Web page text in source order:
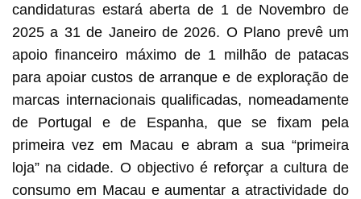
candidaturas estará aberta de 1 de Novembro de
2025 a 31 de Janeiro de 2026. O Plano prevê um
apoio financeiro máximo de 1 milhão de patacas
para apoiar custos de arranque e de exploração de
marcas internacionais qualificadas, nomeadamente
de Portugal e de Espanha, que se fixam pela
primeira vez em Macau e abram a sua “primeira
loja” na cidade. O objectivo é reforçar a cultura de
consumo em Macau e aumentar a atractividade do